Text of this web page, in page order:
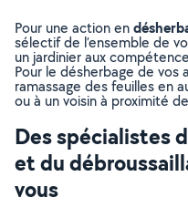
Pour une action en
sélectif de l’ensemble de
un jardinier aux
Pour le désherbage de vos
ramassage des feuilles en
ou à un voisin à proximité
Des spécialistes
et du
vous